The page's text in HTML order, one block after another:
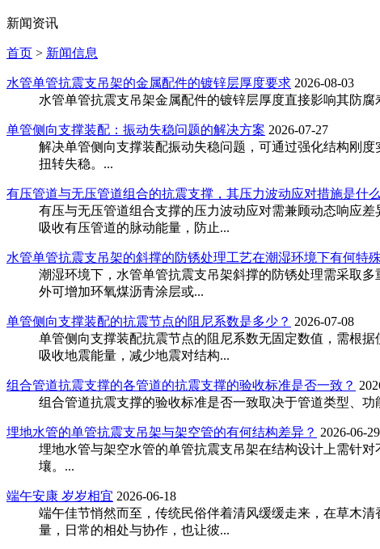
新闻资讯
首页 > 新闻信息
‌水管单管抗震支吊架的金属配件的镀锌层厚度要求‌ 2026-08-03
水管单管抗震支吊架金属配件的镀锌层厚度直接影响其防
单管侧向支撑装配：振动失稳问题的解决方案 2026-07-27
解决单管侧向支撑装配振动失稳问题，可通过强化结构刚
扭转失稳。...
有压管道与无压管道组合的抗震支撑，其压力波动应对措施是什
有压与无压管道组合支撑的压力波动应对需兼顾动态响应
吸收有压管道的脉动能量，防止...
水管单管抗震支吊架的斜撑的防锈处理工艺在潮湿环境下有何特
潮湿环境下，水管单管抗震支吊架斜撑的防锈处理需采取
外可增加环氧煤沥青涂层或...
单管侧向支撑装配的抗震节点的阻尼系数是多少？ 2026-07-08
单管侧向支撑装配抗震节点的阻尼系数无固定数值，需根
吸收地震能量，减少地震对结构...
组合管道抗震支撑的各管道的抗震支撑的验收标准是否一致？
组合管道抗震支撑的验收标准是否一致取决于管道类型、
埋地水管的单管抗震支吊架与架空管的有何结构差异？‌ 2026-06-29
埋地水管与架空水管的单管抗震支吊架在结构设计上需针
壤。...
端午安康 岁岁相宜 2026-06-18
端午佳节悄然而至，传统民俗伴着清风缓缓走来，在草木
量，日常的相处与协作，也让彼...